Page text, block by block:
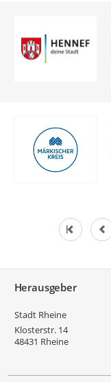
Herausgeber
Stadt Rheine
Klosterstr. 14
48431 Rheine